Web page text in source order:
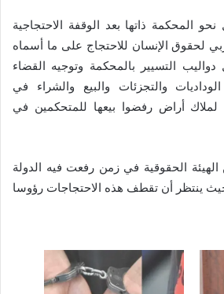
المحكمة ذاتها بعد الوقفة الاحتجاجية
لحقوق الإنسان للاحتجاج على ما أسماه
التسيير بالمحكمة وتوجيه القضاء
والتجزئات والبيع والشراء في
لملاك أراض رفضوا بيعها للمتحكمين في
الهيئة الحقوقية في زمن رفعت فيه الدولة
ينتظر أن تقطف هذه الاحتجاجات رؤوسا